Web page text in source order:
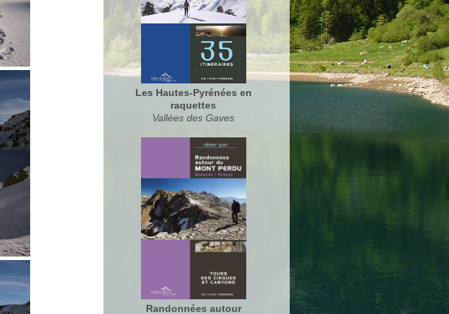
Les Hautes-Pyrénées en
raquettes
Vallées des Gaves
Randonnées autour